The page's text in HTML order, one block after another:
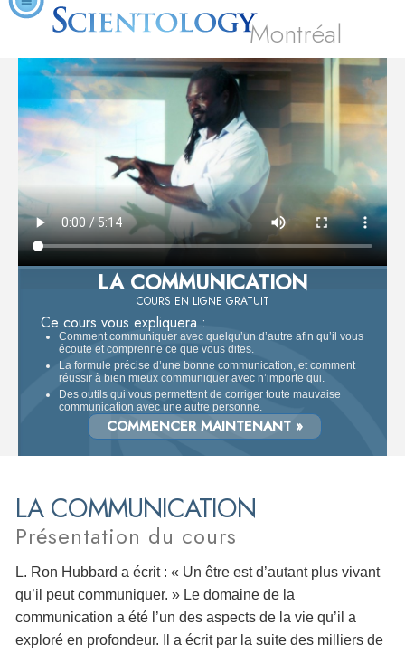
Montréal
LA COMMUNICATION
COURS EN LIGNE GRATUIT
Ce cours vous expliquera :
Comment communiquer avec quelqu’un d’autre afin qu’il vous
écoute et comprenne ce que vous dites.
La formule précise d’une bonne communication, et comment
réussir à bien mieux communiquer avec n’importe qui.
Des outils qui vous permettent de corriger toute mauvaise
communication avec une autre personne.
COMMENCER MAINTENANT »
LA COMMUNICATION
Présentation du cours
L. Ron Hubbard a écrit : « Un être est d’autant plus vivant
qu’il peut communiquer. » Le domaine de la
communication a été l’un des aspects de la vie qu’il a
exploré en profondeur. Il a écrit par la suite des milliers de